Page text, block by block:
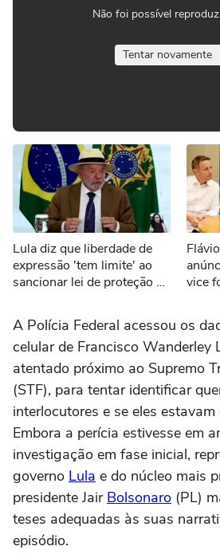
Não foi possível
Tentar novamente
Lula diz que liberdade de
expressão 'tem limite' ao
sancionar lei de proteção a
vice
A Polícia Federal acessou os
celular de Francisco Wanderley
atentado próximo ao Supremo
(STF), para tentar identificar
interlocutores e se eles
Embora a perícia estivesse em
investigação em fase inicial,
governo Lula e do núcleo mais
presidente Jair Bolsonaro (PL)
teses adequadas às suas
episódio.